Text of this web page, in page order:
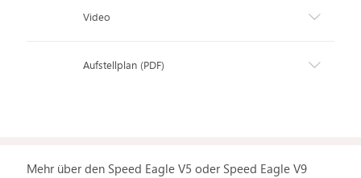
Video
Aufstellplan (PDF)
Mehr über den Speed Eagle V5 oder Speed Eagle V9